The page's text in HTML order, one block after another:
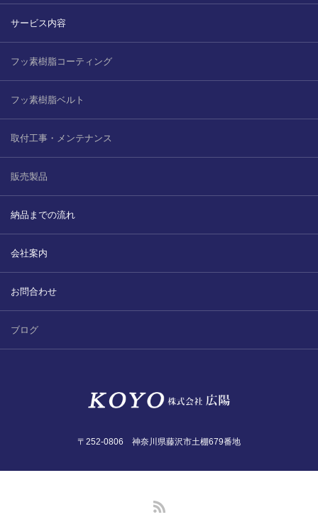
サービス内容
フッ素樹脂コーティング
フッ素樹脂ベルト
取付工事・メンテナンス
販売製品
納品までの流れ
会社案内
お問合わせ
ブログ
〒252-0806 神奈川県藤沢市土棚679番地